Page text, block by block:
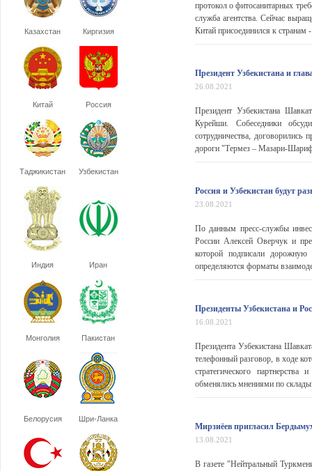
Казахстан Киргизия
Китай Россия
Таджикистан Узбекистан
Индия Иран
Монголия Пакистан
Белорусия Шри-Ланка
протокол о фитосанитарных
служба агентства. Сейчас
Китай присоединился к странам
Президент Узбекистана и
26.08.2021
Президент Узбекистана
Курейши. Собеседники
сотрудничества, договорились
дороги "Термез – Мазари-
Россия и Узбекистан будут
23.08.2021
По данным пресс-службы
России Алексей Оверчук и
которой подписали
определяются форматы
Президенты Узбекистана и
16.08.2021
Президента Узбекистана
телефонный разговор, в ходе
стратегического
обменялись мнениями по
Мирзиёев пригласил
13.08.2021
В газете "Нейтральный